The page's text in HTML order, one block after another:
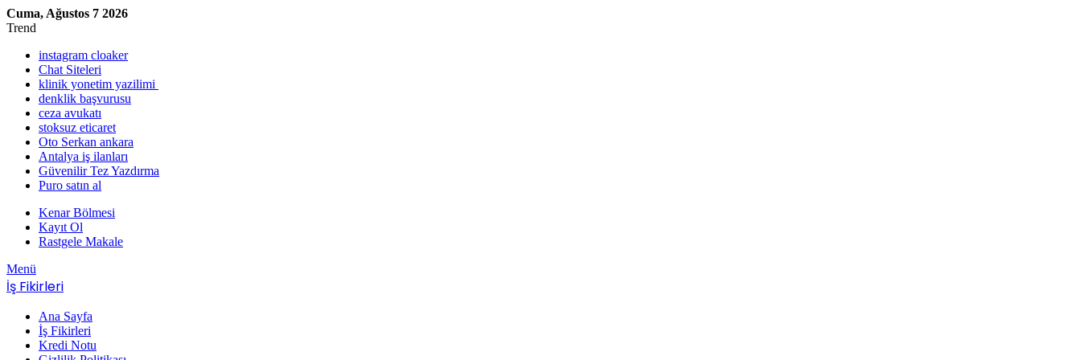
Cuma, Ağustos 7 2026
Trend
instagram cloaker
Chat Siteleri
klinik yonetim yazilimi
denklik başvurusu
ceza avukatı
stoksuz eticaret
Oto Serkan ankara
Antalya iş ilanları
Güvenilir Tez Yazdırma
Puro satın al
Kenar Bölmesi
Kayıt Ol
Rastgele Makale
Menü
İş Fikirleri
Ana Sayfa
İş Fikirleri
Kredi Notu